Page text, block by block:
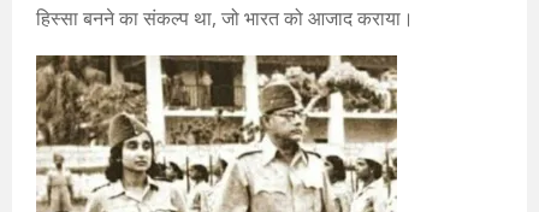
हिस्सा बनने का संकल्प था, जो भारत को आजाद कराया।